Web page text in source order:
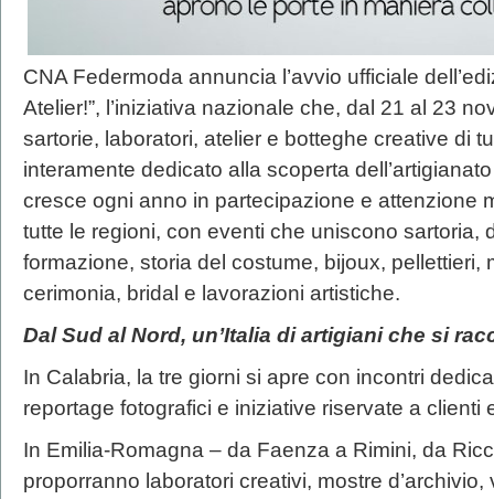
CNA Federmoda annuncia l’avvio ufficiale
Atelier!”, l’iniziativa nazionale che, dal 21 al 23
sartorie, laboratori, atelier e botteghe creative di
interamente dedicato alla scoperta
cresce ogni anno in partecipazione e attenzione
tutte le regioni, con eventi che uniscono sartoria,
formazione, storia del costume, bijoux, pellettieri,
cerimonia, bridal e lavorazioni artistiche.
Dal Sud al Nord, un’Italia di artigiani che si
In Calabria, la tre giorni si apre con incontri
reportage fotografici e iniziative riservate a clienti
In Emilia-Romagna – da Faenza a Rimini, da
proporranno laboratori creativi, mostre